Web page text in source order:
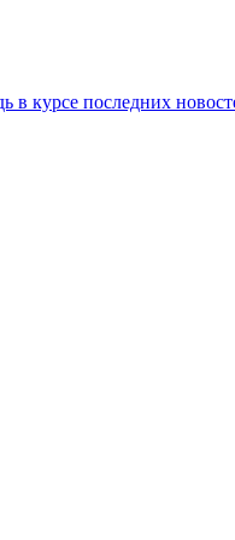
в курсе последних